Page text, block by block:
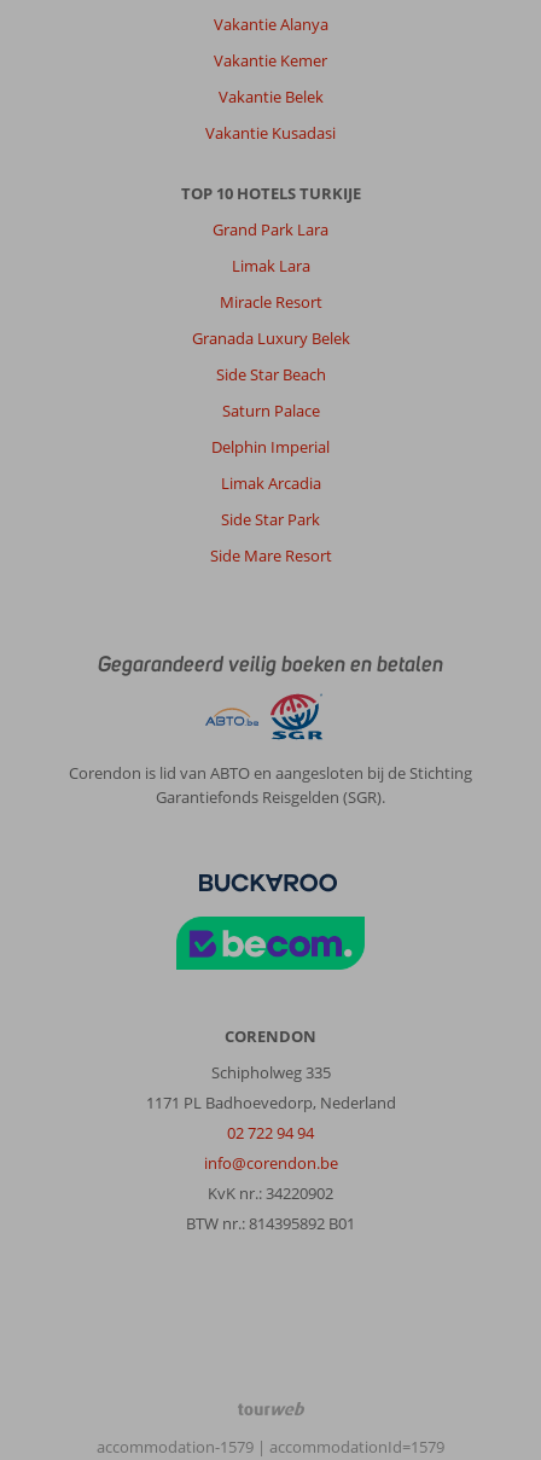
Vakantie Alanya
Vakantie Kemer
Vakantie Belek
Vakantie Kusadasi
TOP 10 HOTELS TURKIJE
Grand Park Lara
Limak Lara
Miracle Resort
Granada Luxury Belek
Side Star Beach
Saturn Palace
Delphin Imperial
Limak Arcadia
Side Star Park
Side Mare Resort
Gegarandeerd veilig boeken en betalen
Corendon is lid van ABTO en aangesloten bij de Stichting
Garantiefonds Reisgelden (SGR).
CORENDON
Schipholweg 335
1171 PL Badhoevedorp, Nederland
02 722 94 94
info@corendon.be
KvK nr.: 34220902
BTW nr.: 814395892 B01
TourWeb
accommodation-1579 | accommodationId=1579